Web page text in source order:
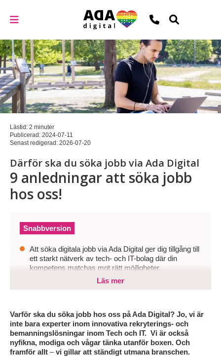
Lästid: 2 minuter
Publicerad: 2024-07-11
Senast redigerad: 2026-07-20
Därför ska du söka jobb via Ada Digital
9 anledningar att söka jobb
hos oss!
Snabbversion
Att söka digitala jobb via Ada Digital ger dig tillgång till
ett starkt nätverk av tech- och IT-bolag där din
kompetens matchas mot rätt möjligheter.
Genom att använda en agil och närvarande
att missa jobb som verkligen passar dig.
Välj en partner som lyfter fram din profil,
kommunicerar tydligt och gör det lätt att följa hela din
ansökan i realtid för att öka dina chanser till rätt
Läs mer
Varför ska du söka jobb hos oss på Ada Digital? Jo, vi är
inte bara experter inom innovativa rekryterings- och
bemanningslösningar inom Tech och IT. Vi är också
nyfikna, modiga och vågar tänka utanför boxen. Och
framför allt –vi gillar att ständigt utmana branschen.